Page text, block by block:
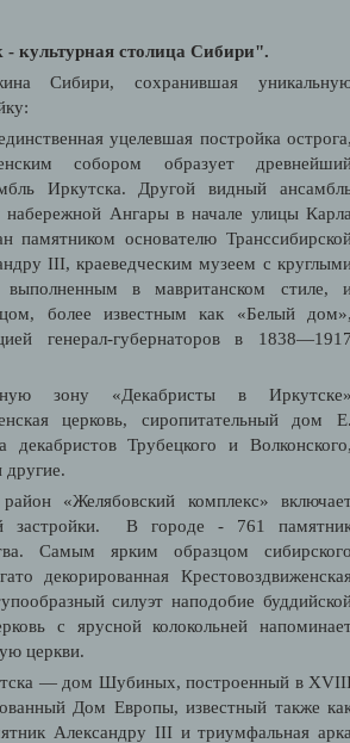
культурная столица Сибири".
Сибири, сохранившая
уцелевшая постройка
собором образует
Иркутска. Другой видный
набережной Ангары в начале улицы
памятником основателю
III, краеведческим музеем с
в мавританском стиле,
более известным как «Белый
генерал-губернаторов в
зону «Декабристы в
церковь, сиропитательный дом
декабристов Трубецкого и
«Желябовский комплекс»
застройки. В городе - 761
Самым ярким образцом
декорированная
силуэт наподобие
с ярусной колокольней
церкви.
— дом Шубиных, построенный в
Дом Европы, известный также
Александру III и триумфальная